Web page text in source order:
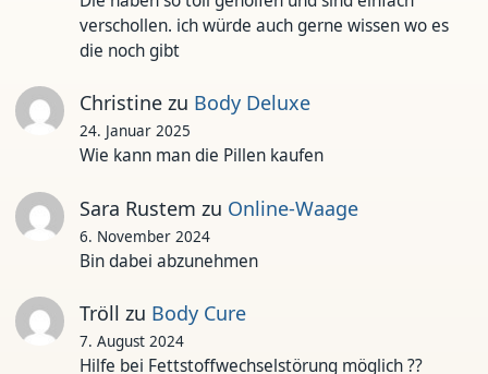
verschollen. ich würde auch gerne wissen wo es
die noch gibt
Christinezu Body Deluxe
24. Januar 2025
Wie kann man die Pillen kaufen
Sara Rustem zu Online-Waage
6. November 2024
Bin dabei abzunehmen
Tröll zu Body Cure
7. August 2024
Hilfe bei Fettstoffwechselstörung möglich ??